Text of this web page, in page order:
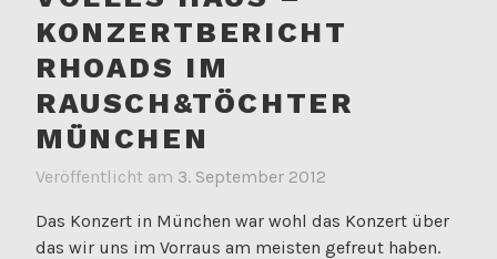
KONZERTBERICHT
RHOADS IM
RAUSCH&TÖCHTER
MÜNCHEN
Veröffentlicht am 3. September 2012
Das Konzert in München war wohl das Konzert über
das wir uns im Vorraus am meisten gefreut haben.